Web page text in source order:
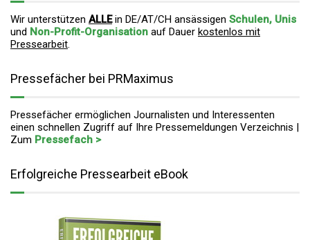
Wir unterstützen ALLEin DE/AT/CH ansässigen Schulen, Unis
und Non-Profit-Organisation auf Dauer kostenlos mit
Pressearbeit.
Pressefächer bei PRMaximus
Pressefächer ermöglichen Journalisten und Interessenten
einen schnellen Zugriff auf Ihre Pressemeldungen Verzeichnis |
Zum Pressefach >
Erfolgreiche Pressearbeit eBook